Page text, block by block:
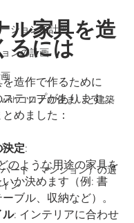
ションの計画
ンの計画
コロナの住まいと建築
ート・マンション）の選
ン
ル家具を造
るには
造作で作るために
テップがあります。
めました：
決定:
のような用途の家具を
か決めます（例: 書
ブル、収納など）。
ル: インテリアに合わせ